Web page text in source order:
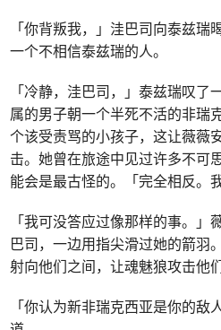
「你背叛我，」洼巴司向泰兹
一个不相信泰兹瑞的人。
「冷静，洼巴司，」泰兹瑞叹
属的男子朝一个半死不活的非瑞
个该受责骂的小孩子，这让薇薇
击。她曾在旅途中见过许多不可
能会是最古怪的。「完全相反。
「我可没答应过像那样的事。
巴司，一边用指尖滑过她的箭羽
射向他们之间，让魂魅狼攻击他
「你认为新非瑞克西亚是你的